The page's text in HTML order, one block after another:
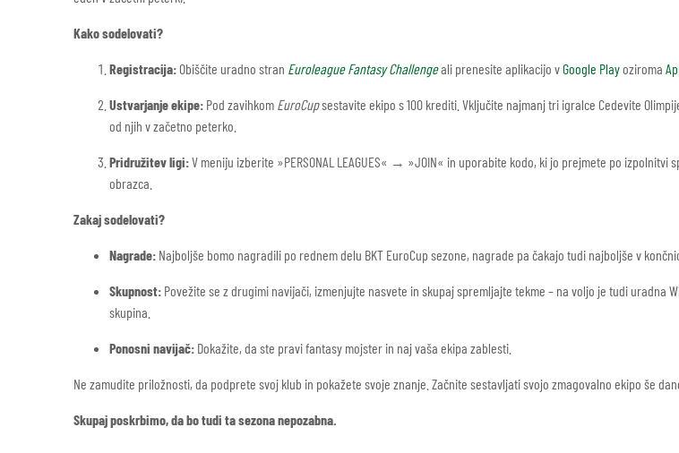
Kako sodelovati?
Registracija: Obiščite uradno stran Euroleague Fantasy Challengeali prenesite aplikacijo vGoogle Playoziroma
Ustvarjanje ekipe: Pod zavihkom EuroCupsestavite ekipo s 100 krediti. Vključite najmanj tri igralce Cedevite
od njih v začetno peterko.
Pridružitev ligi:V meniju izberite »PERSONAL LEAGUES« → »JOIN« in uporabite kodo, ki jo prejmete po izpolnitvi
obrazca.
Zakaj sodelovati?
Nagrade: Najboljše bomo nagradili po rednem delu BKT EuroCup sezone, nagrade pa čakajo tudi najboljše v
Skupnost: Povežite se z drugimi navijači, izmenjujte nasvete in skupaj spremljajte tekme – na voljo je tudi uradna
skupina.
Ponosni navijač: Dokažite, da ste pravi fantasy mojster in naj vaša ekipa zablesti.
Ne zamudite priložnosti, da podprete svoj klub in pokažete svoje znanje. Začnite sestavljati svojo zmagovalno ekipo še
Skupaj poskrbimo, da bo tudi ta sezona nepozabna.